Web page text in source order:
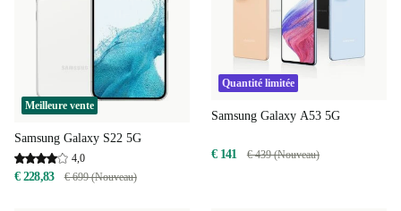
Meilleure vente
Samsung Galaxy S22 5G
4,0
€ 228,83 € 699 (Nouveau)
Quantité limitée
Samsung Galaxy A53 5G
€ 141 € 439 (Nouveau)